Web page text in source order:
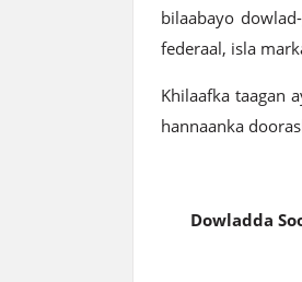
bilaabayo
federaal, isla
Khilaafka taagan
hannaanka
Dowladda